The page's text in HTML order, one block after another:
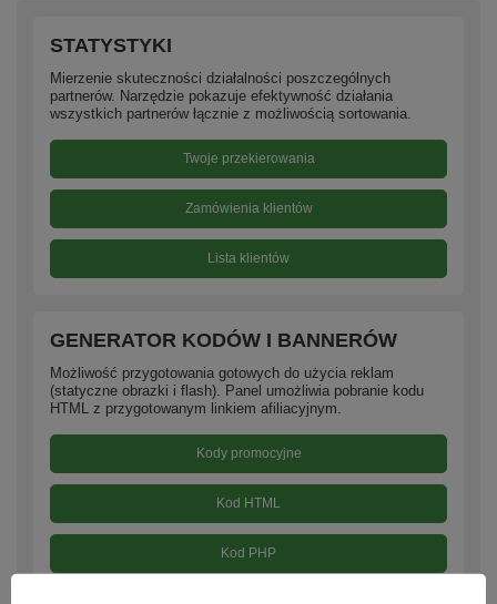
STATYSTYKI
Mierzenie skuteczności działalności poszczególnych
partnerów. Narzędzie pokazuje efektywność działania
wszystkich partnerów łącznie z możliwością sortowania.
Twoje przekierowania
Zamówienia klientów
Lista klientów
GENERATOR KODÓW I BANNERÓW
Możliwość przygotowania gotowych do użycia reklam
(statyczne obrazki i flash). Panel umożliwia pobranie kodu
HTML z przygotowanym linkiem afiliacyjnym.
Kody promocyjne
Kod HTML
Kod PHP